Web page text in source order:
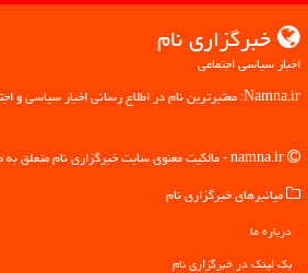
خبرگزاری نام
اخبار سیاسی اجتماعی
Namna.ir: معتبرترین نام در اطلاع رسانی اخبار سیاسی و اجتماعی، گامی مطمئن به سوی آگاهی
میانبرهای خبرگزاری نام
درباره ما
بک لینک در خبرگزاری نام